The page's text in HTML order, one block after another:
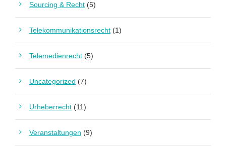
Sourcing & Recht (5)
Telekommunikationsrecht (1)
Telemedienrecht (5)
Uncategorized (7)
Urheberrecht (11)
Veranstaltungen (9)